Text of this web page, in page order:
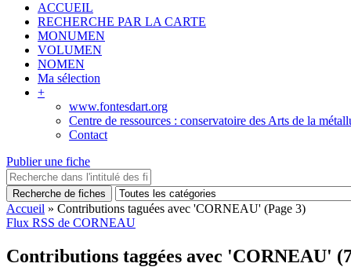
ACCUEIL
RECHERCHE PAR LA CARTE
MONUMEN
VOLUMEN
NOMEN
Ma sélection
+
www.fontesdart.org
Centre de ressources : conservatoire des Arts de la
Contact
Publier une fiche
Recherche de fiches
Accueil » Contributions taguées avec 'CORNEAU' (Page 3)
Flux RSS de CORNEAU
Contributions taggées avec 'CORNEAU'